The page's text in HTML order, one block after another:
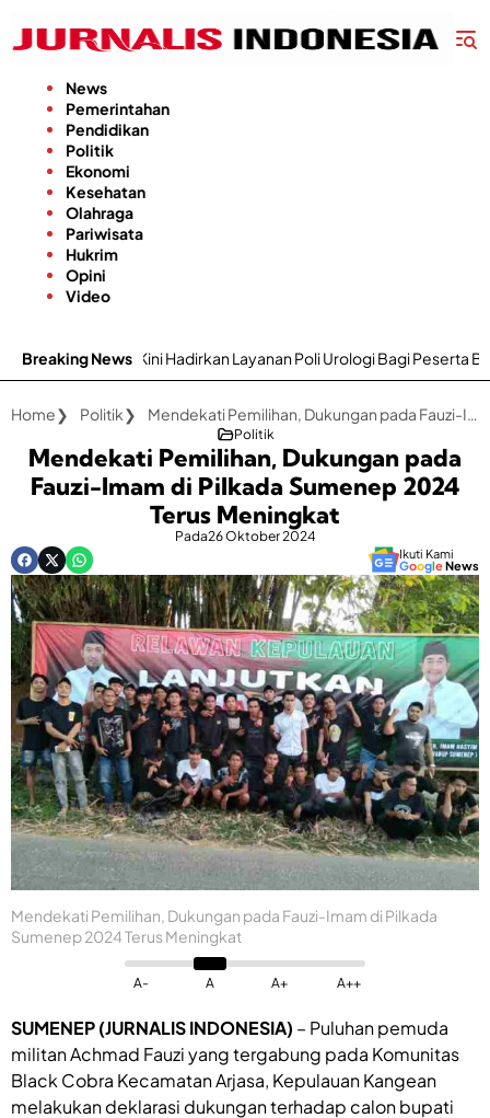
konten
News
Pemerintahan
Pendidikan
Politik
Ekonomi
Kesehatan
Olahraga
Pariwisata
Hukrim
Opini
Video
Breaking News
Layanan Poli Urologi Bagi Peserta BPJS Kesehatan
Home Politik Mendekati Pemilihan, Dukungan pada Fauzi-Imam di Pilkada Sumenep 2024 Terus Meningkat
Politik
Mendekati Pemilihan, Dukungan pada
Fauzi-Imam di Pilkada Sumenep 2024
Terus Meningkat
Pada26 Oktober 2024
Ikuti Kami
GoogleNews
Mendekati Pemilihan, Dukungan pada Fauzi-Imam di Pilkada
Sumenep 2024 Terus Meningkat
A- A A+ A++
SUMENEP (JURNALIS INDONESIA) – Puluhan pemuda
militan Achmad Fauzi yang tergabung pada Komunitas
Black Cobra Kecamatan Arjasa, Kepulauan Kangean
melakukan deklarasi dukungan terhadap calon bupati